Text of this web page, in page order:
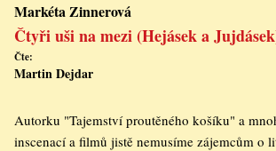
Markéta Zinnerová
Čtyři uši na mezi (Hejásek a
Čte:
Martin Dejdar
Autorku "Tajemství proutěného košíku" a
inscenací a filmů jistě nemusíme zájemcům o